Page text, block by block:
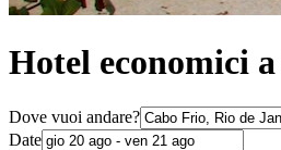
Hotel economici
Dove vuoi andare?
Date